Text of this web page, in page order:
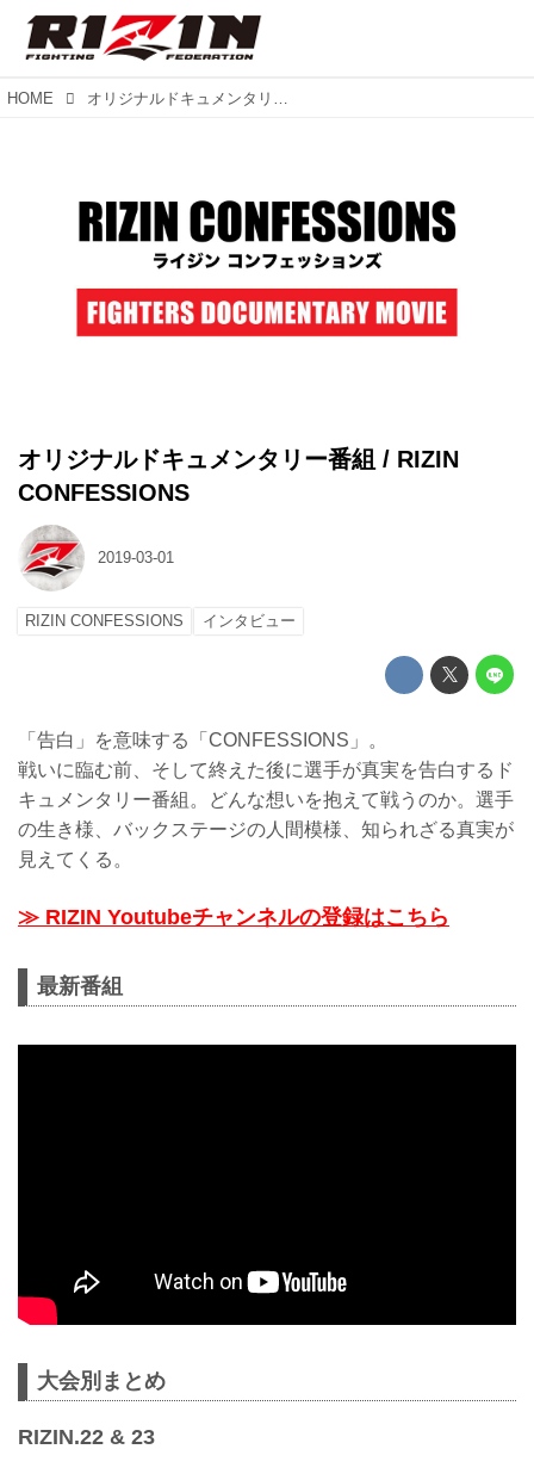
HOME オリジナルドキュメンタリー番組 / RIZIN CONFESSIONS
オリジナルドキュメンタリー番組 / RIZIN
CONFESSIONS
2019-03-01
RIZIN CONFESSIONS インタビュー
「告白」を意味する「CONFESSIONS」。
戦いに臨む前、そして終えた後に選手が真実を告白するド
キュメンタリー番組。どんな想いを抱えて戦うのか。選手
の生き様、バックステージの人間模様、知られざる真実が
見えてくる。
≫ RIZIN Youtubeチャンネルの登録はこちら
最新番組
大会別まとめ
RIZIN.22 & 23